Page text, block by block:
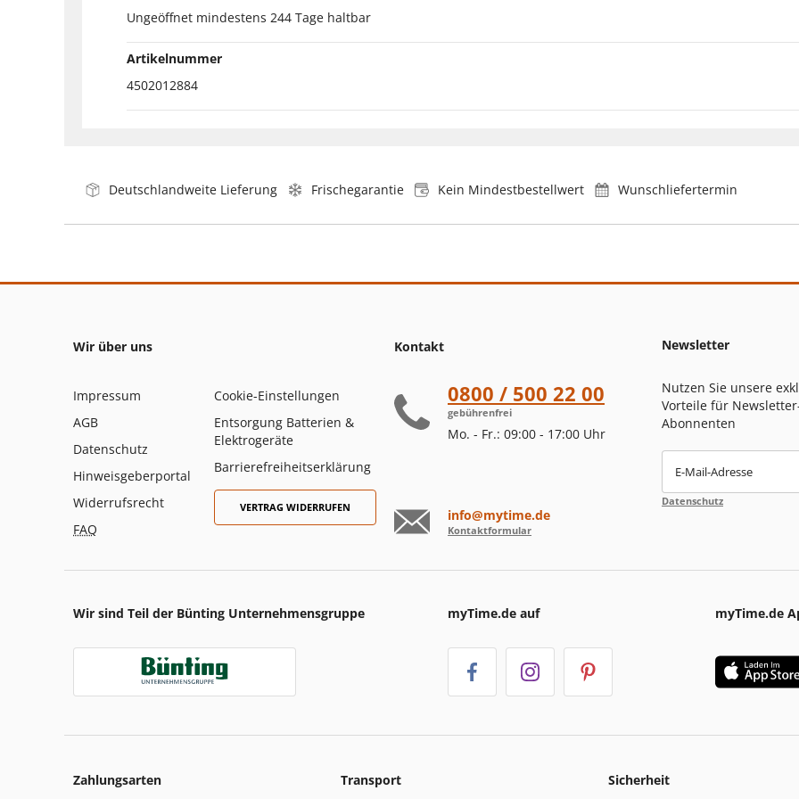
Ungeöffnet mindestens 244 Tage haltbar
Artikelnummer
4502012884
Deutschlandweite Lieferung Frischegarantie Kein Mindestbestellwert Wunschliefertermin
Wir über uns
Impressum
AGB
Datenschutz
Hinweisgeberportal
Widerrufsrecht
FAQ
Cookie-Einstellungen
Entsorgung Batterien &
Elektrogeräte
Barrierefreiheitserklärung
VERTRAG WIDERRUFEN
Kontakt
0800 / 500 22 00
gebührenfrei
Mo. - Fr.: 09:00 - 17:00 Uhr
info@mytime.de
Kontaktformular
Newsletter
Nutzen Sie unsere
Vorteile für
Abonnenten
E-Mail-Adresse
Datenschutz
Wir sind Teil der Bünting Unternehmensgruppe myTime.de auf myTime.de
Zahlungsarten Transport Sicherheit